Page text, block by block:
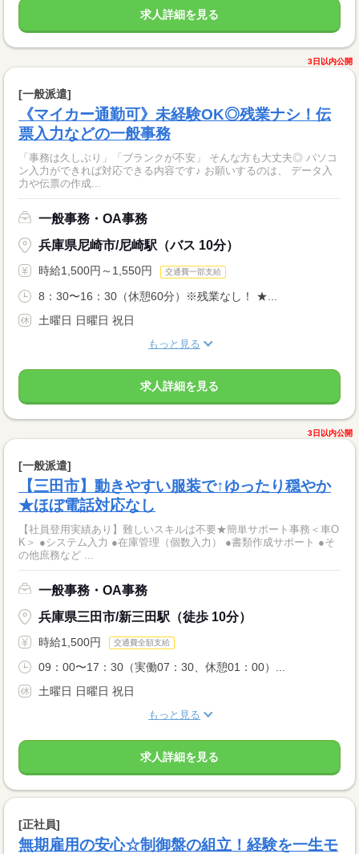
求人詳細を見る
3日以内公開
[一般派遣]
《マイカー通勤可》未経験OK◎残業ナシ！伝
票入力などの一般事務
「事務は久しぶり」「ブランクが不安」 そんな方も大丈夫◎ パソコ
ン入力ができれば対応できる内容です♪ お願いするのは、 データ入
力や伝票の作成...
一般事務・OA事務
兵庫県尼崎市/尼崎駅（バス 10分）
時給1,500円～1,550円 交通費一部支給
8：30〜16：30（休憩60分）※残業なし！ ★...
土曜日 日曜日 祝日
もっと見る
求人詳細を見る
3日以内公開
[一般派遣]
【三田市】動きやすい服装で↑ゆったり穏やか
★ほぼ電話対応なし
【社員登用実績あり】難しいスキルは不要★簡単サポート事務＜車O
K＞ ●システム入力 ●在庫管理（個数入力） ●書類作成サポート ●そ
の他庶務など ...
一般事務・OA事務
兵庫県三田市/新三田駅（徒歩 10分）
時給1,500円 交通費全額支給
09：00〜17：30（実働07：30、休憩01：00）...
土曜日 日曜日 祝日
もっと見る
求人詳細を見る
[正社員]
無期雇用の安心☆制御盤の組立！経験を一生モ